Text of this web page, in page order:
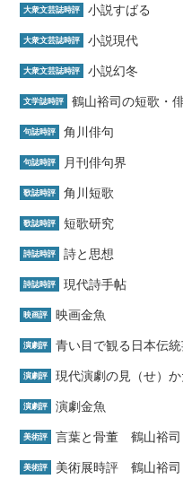
大衆文芸誌時評 小説すばる
大衆文芸誌時評 小説現代
大衆文芸誌時評 小説幻冬
文学誌時評 鶴山裕司の短歌・
句誌時評 角川俳句
句誌時評 月刊俳句界
歌誌時評 角川短歌
歌誌時評 短歌研究
詩誌時評 詩と思想
詩誌時評 現代詩手帖
映画評 映画金魚
演劇評 青い目で観る日本伝
演劇評 現代演劇の見（せ）
演劇評 演劇金魚
美術評 言葉と骨董 鶴山裕司
美術評 美術展時評 鶴山裕司